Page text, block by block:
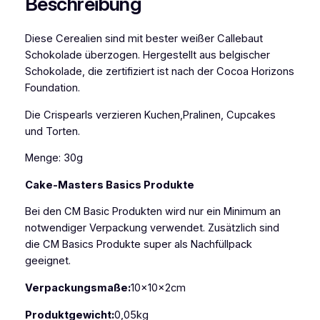
s
e
a
r
l
W
h
i
e
C
o
o
l
Diese Cerealien sind mit bester weißer Callebaut
Schokolade überzogen. Hergestellt aus belgischer
Schokolade, die zertifiziert ist nach der Cocoa Horizons
Foundation.
Die Crispearls verzieren Kuchen,Pralinen, Cupcakes
und Torten.
Menge: 30g
Cake-Masters Basics Produkte
Bei den CM Basic Produkten wird nur ein Minimum an
notwendiger Verpackung verwendet. Zusätzlich sind
die CM Basics Produkte super als Nachfüllpack
geeignet.
Verpackungsmaße:10x10x2cm
Produktgewicht:0,05kg